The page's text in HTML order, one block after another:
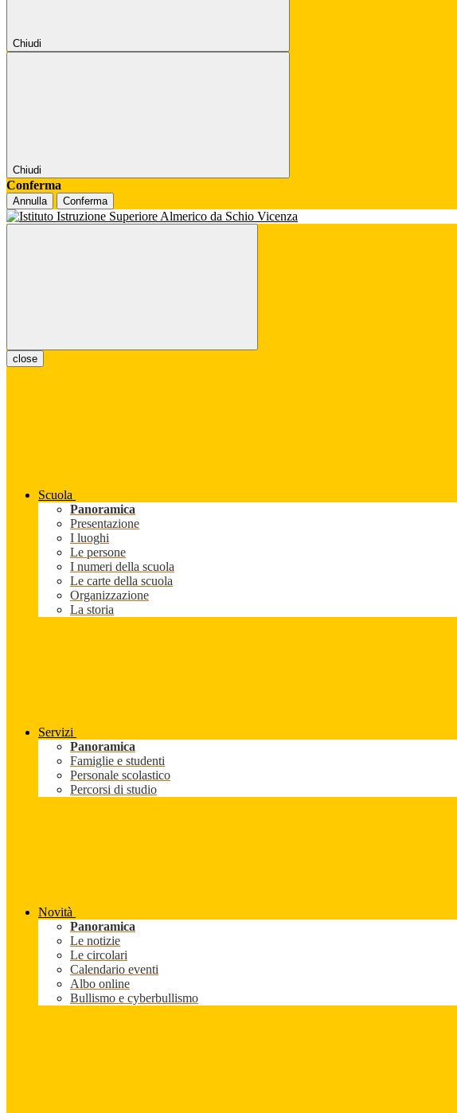
Chiudi
Chiudi
Conferma
Annulla Conferma
close
Scuola
Panoramica
Presentazione
I luoghi
Le persone
I numeri della scuola
Le carte della scuola
Organizzazione
La storia
Servizi
Panoramica
Famiglie e studenti
Personale scolastico
Percorsi di studio
Novità
Panoramica
Le notizie
Le circolari
Calendario eventi
Albo online
Bullismo e cyberbullismo